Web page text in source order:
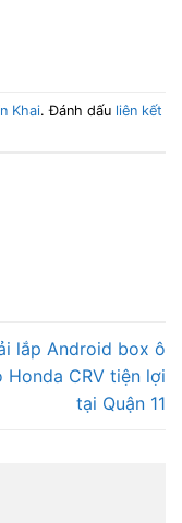
Khai. Đánh dấu liên kết
lắp Android box ô
Honda CRV tiện lợi
tại Quận 11